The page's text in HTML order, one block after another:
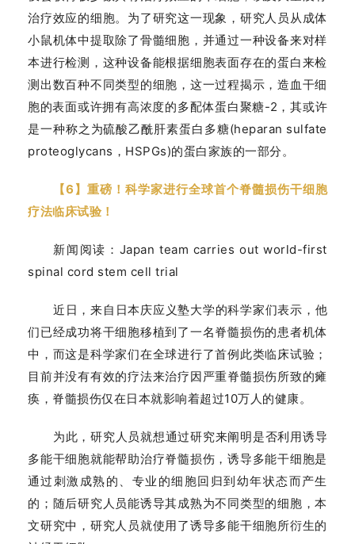
首
治疗效应的细胞。为了研究这一现象，研究人员从成体
小鼠机体中提取除了骨髓细胞，并通过一种设备来对样
本进行检测，这种设备能根据细胞表面存在的蛋白来检
测出数百种不同类型的细胞，这一过程揭示，造血干细
胞的表面或许拥有高浓度的多配体蛋白聚糖-2，其或许
是一种称之为硫酸乙酰肝素蛋白多糖(heparan sulfate
proteoglycans，HSPGs)的蛋白家族的一部分。
【6】重磅！科学家进行全球首个脊髓损伤干细胞
疗法临床试验！
新闻阅读：Japan team carries out world-first
spinal cord stem cell trial
近日，来自日本庆应义塾大学的科学家们表示，他
们已经成功将干细胞移植到了一名脊髓损伤的患者机体
中，而这是科学家们在全球进行了首例此类临床试验；
目前并没有有效的疗法来治疗因严重脊髓损伤所致的瘫
痪，脊髓损伤仅在日本就影响着超过10万人的健康。
为此，研究人员就想通过研究来阐明是否利用诱导
多能干细胞就能帮助治疗脊髓损伤，诱导多能干细胞是
通过刺激成熟的、专业的细胞回归到幼年状态而产生
的；随后研究人员能诱导其成熟为不同类型的细胞，本
文研究中，研究人员就使用了诱导多能干细胞所衍生的